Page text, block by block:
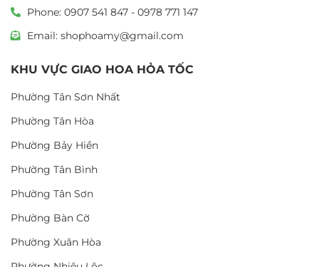
Phone: 0907 541 847 - 0978 771 147
Email: shophoamy@gmail.com
KHU VỰC GIAO HOA HỎA TỐC
Phường Tân Sơn Nhất
Phường Tân Hòa
Phường Bảy Hiền
Phường Tân Bình
Phường Tân Sơn
Phường Bàn Cờ
Phường Xuân Hòa